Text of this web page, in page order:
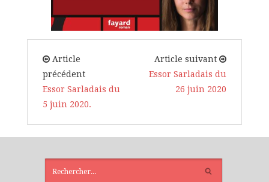
Article
précédent
Essor Sarladais du
5 juin 2020.
Article suivant
Essor Sarladais du
26 juin 2020